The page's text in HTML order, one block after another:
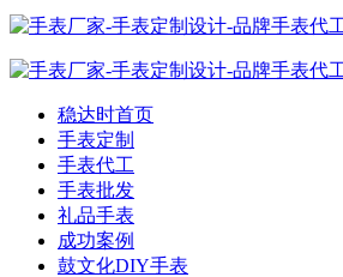
稳达时首页
手表定制
手表代工
手表批发
礼品手表
成功案例
鼓文化DIY手表